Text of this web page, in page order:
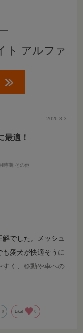
ト アルファ
2026.8.3
最適！
時期 :その他
でした。メッシュ
愛犬が快適そうに
すく、移動や車への
0 Like! 0